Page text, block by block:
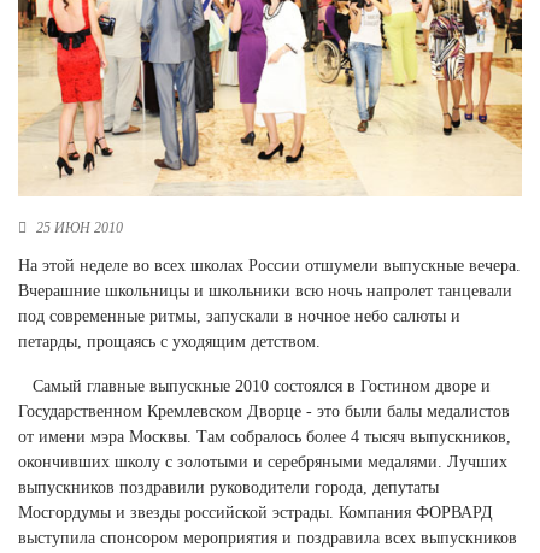
Республика Крым (1)
Республика Татарстан (2)
Ростовская область (2)
Самарская область (1)
Санкт-Петербург и ЛО (3)
Саратовская область (1)
Свердловская область (5)
Смоленская область (1)
Ставропольский край (5)
Томская область (1)
Тульская область (1)
Тюменская область (3)
Ханты-Мансийский автономный округ (3)
Челябинская область (2)
Ямало-Ненецкий автономный округ (1)
Ярославская область (1)
25 ИЮН 2010
На этой неделе во всех школах России отшумели выпускные вечера.
Вчерашние школьницы и школьники всю ночь напролет танцевали
под современные ритмы, запускали в ночное небо салюты и
петарды, прощаясь с уходящим детством.
Самый главные выпускные 2010 состоялся в Гостином дворе и
Государственном Кремлевском Дворце - это были балы медалистов
от имени мэра Москвы. Там собралось более 4 тысяч выпускников,
окончивших школу с золотыми и серебряными медалями. Лучших
выпускников поздравили руководители города, депутаты
Мосгордумы и звезды российской эстрады. Компания ФОРВАРД
выступила спонсором мероприятия и поздравила всех выпускников